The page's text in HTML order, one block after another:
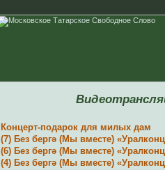
Концерт-подарок для милых дам
(7) Без бергә (Мы вместе)
(6) Без бергә (Мы вместе)
(4) Без бергә (Мы вместе)